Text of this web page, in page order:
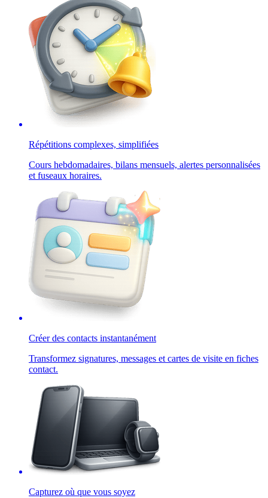
Répétitions complexes, simplifiées
Cours hebdomadaires, bilans mensuels, alertes personnalisées
et fuseaux horaires.
Créer des contacts instantanément
Transformez signatures, messages et cartes de visite en fiches
contact.
Capturez où que vous soyez